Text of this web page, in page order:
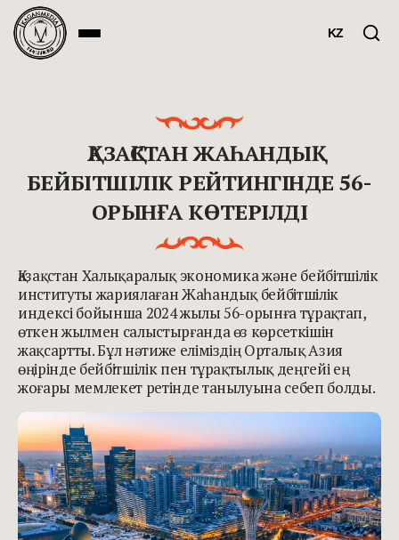
KZ
ҚАЗАҚСТАН ЖАҺАНДЫҚ
БЕЙБІТШІЛІК РЕЙТИНГІНДЕ 56-
ОРЫНҒА КӨТЕРІЛДІ
Қазақстан Халықаралық экономика және бейбітшілік
институты жариялаған Жаһандық бейбітшілік
индексі бойынша 2024 жылы 56-орынға тұрақтап,
өткен жылмен салыстырғанда өз көрсеткішін
жақсартты. Бұл нәтиже еліміздің Орталық Азия
өңірінде бейбітшілік пен тұрақтылық деңгейі ең
жоғары мемлекет ретінде танылуына себеп болды.